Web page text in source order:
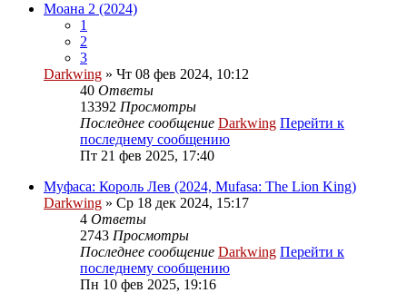
Моана 2 (2024)
1
2
3
Darkwing » Чт 08 фев 2024, 10:12
40 Ответы
13392 Просмотры
Последнее сообщение Darkwing Перейти к
последнему сообщению
Пт 21 фев 2025, 17:40
Муфаса: Король Лев (2024, Mufasa: The Lion King)
Darkwing » Ср 18 дек 2024, 15:17
4 Ответы
2743 Просмотры
Последнее сообщение Darkwing Перейти к
последнему сообщению
Пн 10 фев 2025, 19:16